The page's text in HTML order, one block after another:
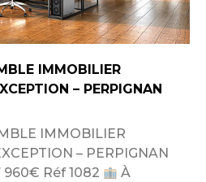
IMMOBILIER
– PERPIGNAN
IMMOBILIER
– PERPIGNAN
960€ Réf 1082
À